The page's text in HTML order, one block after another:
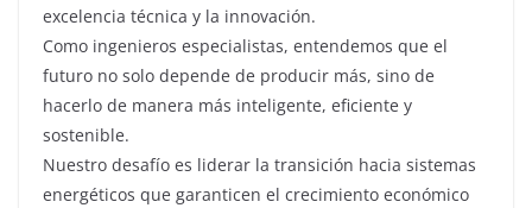
excelencia técnica y la innovación.
Como ingenieros especialistas, entendemos que el
futuro no solo depende de producir más, sino de
hacerlo de manera más inteligente, eficiente y
sostenible.
​Nuestro desafío es liderar la transición hacia sistemas
energéticos que garanticen el crecimiento económico